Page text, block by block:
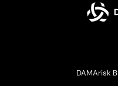
DAMArisk